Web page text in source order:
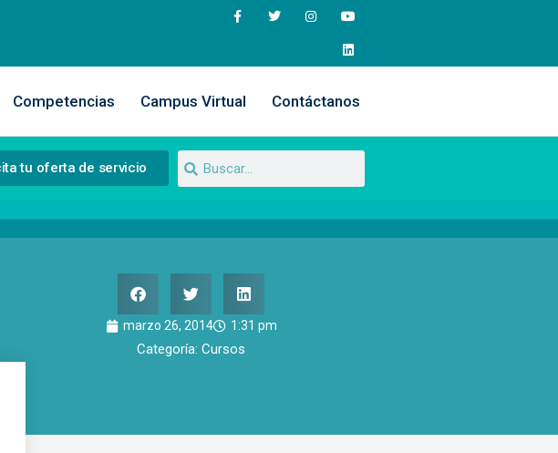
Competencias Campus Virtual Contáctanos
tu oferta de servicio
marzo 26, 2014 1:31 pm
Categoría:Cursos